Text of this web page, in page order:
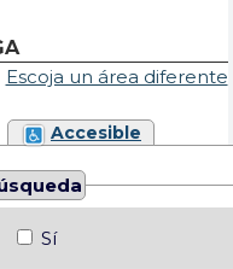
Escoja un área diferente
Accesible
Sí